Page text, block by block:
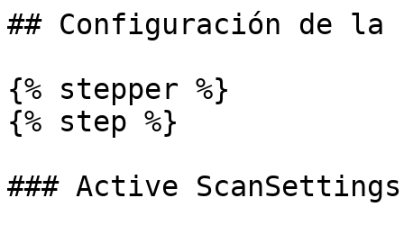
## Configuración de la
{% stepper %}
{% step %}
### Active ScanSettings